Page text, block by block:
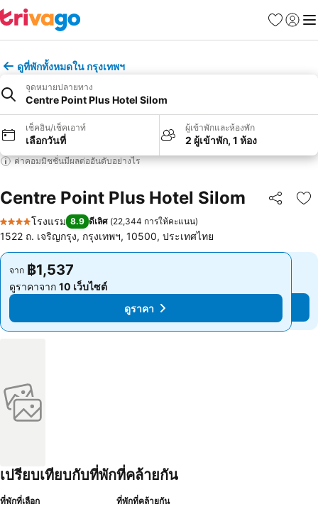
รายการโป
เข้าสู่ร
เมนู
ดูที่พักทั้งหมดใน กรุงเทพฯ
จุดหมายปลายทาง
Centre Point Plus Hotel Silom
เช็คอิน/เช็คเอาท์
เลือกวันที่
ผู้เข้าพักและห้องพัก
2 ผู้เข้าพัก, 1 ห้อง
ค่าคอมมิชชั่นมีผลต่ออันดับอย่างไร
Centre Point Plus Hotel Silom แชร์
เ
4 ดาว
โรงแรม 8.9 ดีเลิศ (22,344 การให้คะแนน)
1522 ถ. เจริญกรุง, กรุงเทพฯ, 10500, ประเทศไทย
จาก ฿1,537
ดูราคาจาก 10 เว็บไซต์
ดูราคา
จาก ฿1,537
ดูราคาจาก 10 เว็บไซต์
ดูราคา
เปรียบเทียบกับที่พักที่คล้ายกัน
ที่พักที่เลือก ที่พักที่คล้ายกัน